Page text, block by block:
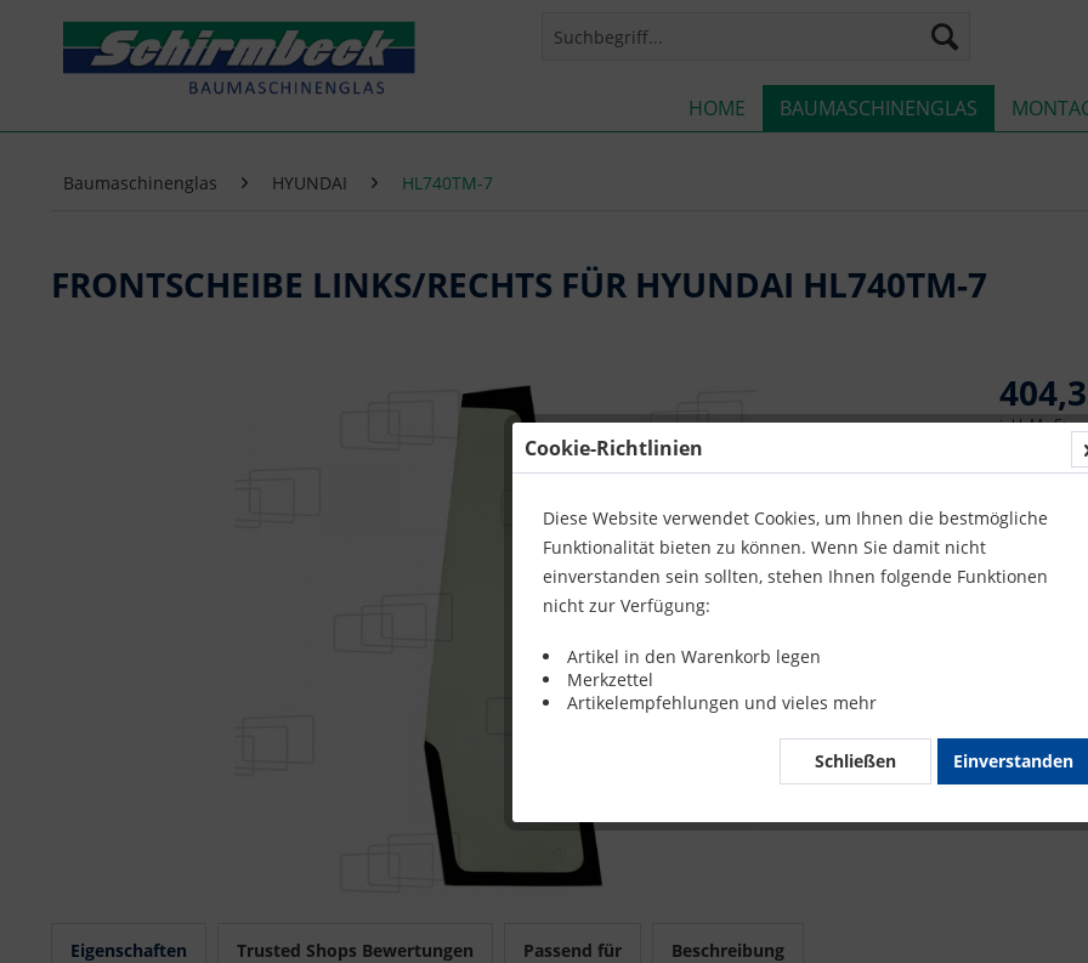
HOME BAUMASCHINENGLAS
Baumaschinenglas HYUNDAI HL740TM-7
FRONTSCHEIBE LINKS/RECHTS FÜR HYUNDAI HL740TM-7
inkl. MwSt.
Merken
Eigenschaften Trusted Shops Bewertungen Passend für Beschreibung
Cookie-Richtlinien
Diese Website verwendet Cookies, um Ihnen die bestmögliche
Funktionalität bieten zu können. Wenn Sie damit nicht
einverstanden sein sollten, stehen Ihnen folgende Funktionen
nicht zur Verfügung:
Artikel in den Warenkorb legen
Merkzettel
Artikelempfehlungen und vieles mehr
Einverstanden
Schließen